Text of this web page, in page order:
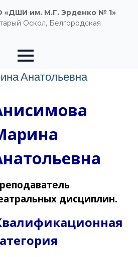
«ДШИ им. М.Г. Эрденко № 1»
Оскол, Белгородская
Анатольевна
дисциплин.